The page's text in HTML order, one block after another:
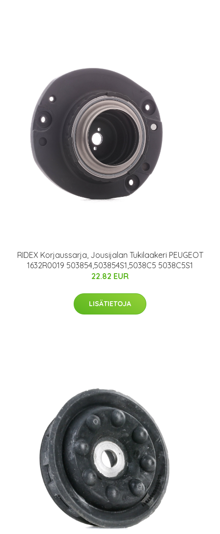
RIDEX Korjaussarja, Jousijalan Tukilaakeri PEUGEOT
1632R0019 503854,503854S1,5038C5 5038C5S1
22.82 EUR
LISÄTIETOJA